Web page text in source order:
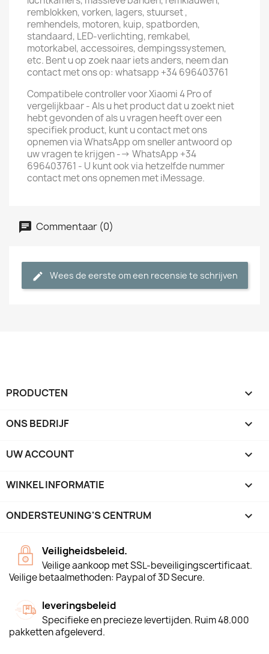
remblokken, vorken, lagers, stuurset ,
remhendels, motoren, kuip, spatborden,
standaard, LED-verlichting, remkabel,
motorkabel, accessoires, dempingssystemen,
etc. Bent u op zoek naar iets anders, neem dan
contact met ons op: whatsapp +34 696403761
Compatibele controller voor Xiaomi 4 Pro of
vergelijkbaar - Als u het product dat u zoekt niet
hebt gevonden of als u vragen heeft over een
specifiek product, kunt u contact met ons
opnemen via WhatsApp om sneller antwoord op
uw vragen te krijgen --> WhatsApp +34
696403761 - U kunt ook via hetzelfde nummer
contact met ons opnemen met iMessage.
Commentaar (0)
Wees de eerste om een recensie te schrijven
PRODUCTEN 
ONS BEDRIJF 
UW ACCOUNT 
WINKEL INFORMATIE keyboard_arrow_down
ONDERSTEUNING'S CENTRUM 
Veiligheidsbeleid.
Veilige aankoop met SSL-beveiligingscertificaat.
Veilige betaalmethoden: Paypal of 3D Secure.
leveringsbeleid
Specifieke en precieze levertijden. Ruim 48.000
pakketten afgeleverd.